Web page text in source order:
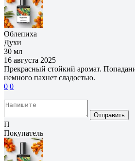
Облепиха
Духи
30 мл
16 августа 2025
Прекрасный стойкий аромат.
немного пахнет сладостью.
0 0
Отправить
П
Покупатель